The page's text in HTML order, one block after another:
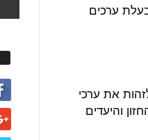
בעלת ערכים
את ערכי
והיעדים